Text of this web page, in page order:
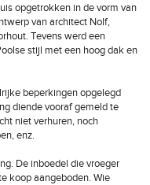
opgetrokken in de vorm van
van architect Nolf,
Tevens werd een
stijl met een hoog dak en
beperkingen opgelegd
diende vooraf gemeld te
niet verhuren, noch
enz.
De inboedel die vroeger
koop aangeboden. Wie